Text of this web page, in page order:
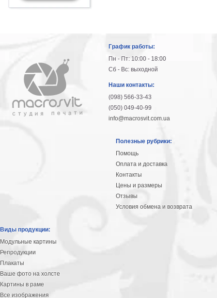
График работы:
Пн - Пт: 10:00 - 18:00
Сб - Вс: выходной
Наши контакты:
(098) 566-33-43
(050) 049-40-99
info@macrosvit.com.ua
Полезные рубрики:
Помощь
Оплата и доставка
Контакты
Цены и размеры
Отзывы
Условия обмена и возврата
Виды продукции:
Модульные картины
Репродукции
Плакаты
Ваше фото на холсте
Картины в раме
Все изображения